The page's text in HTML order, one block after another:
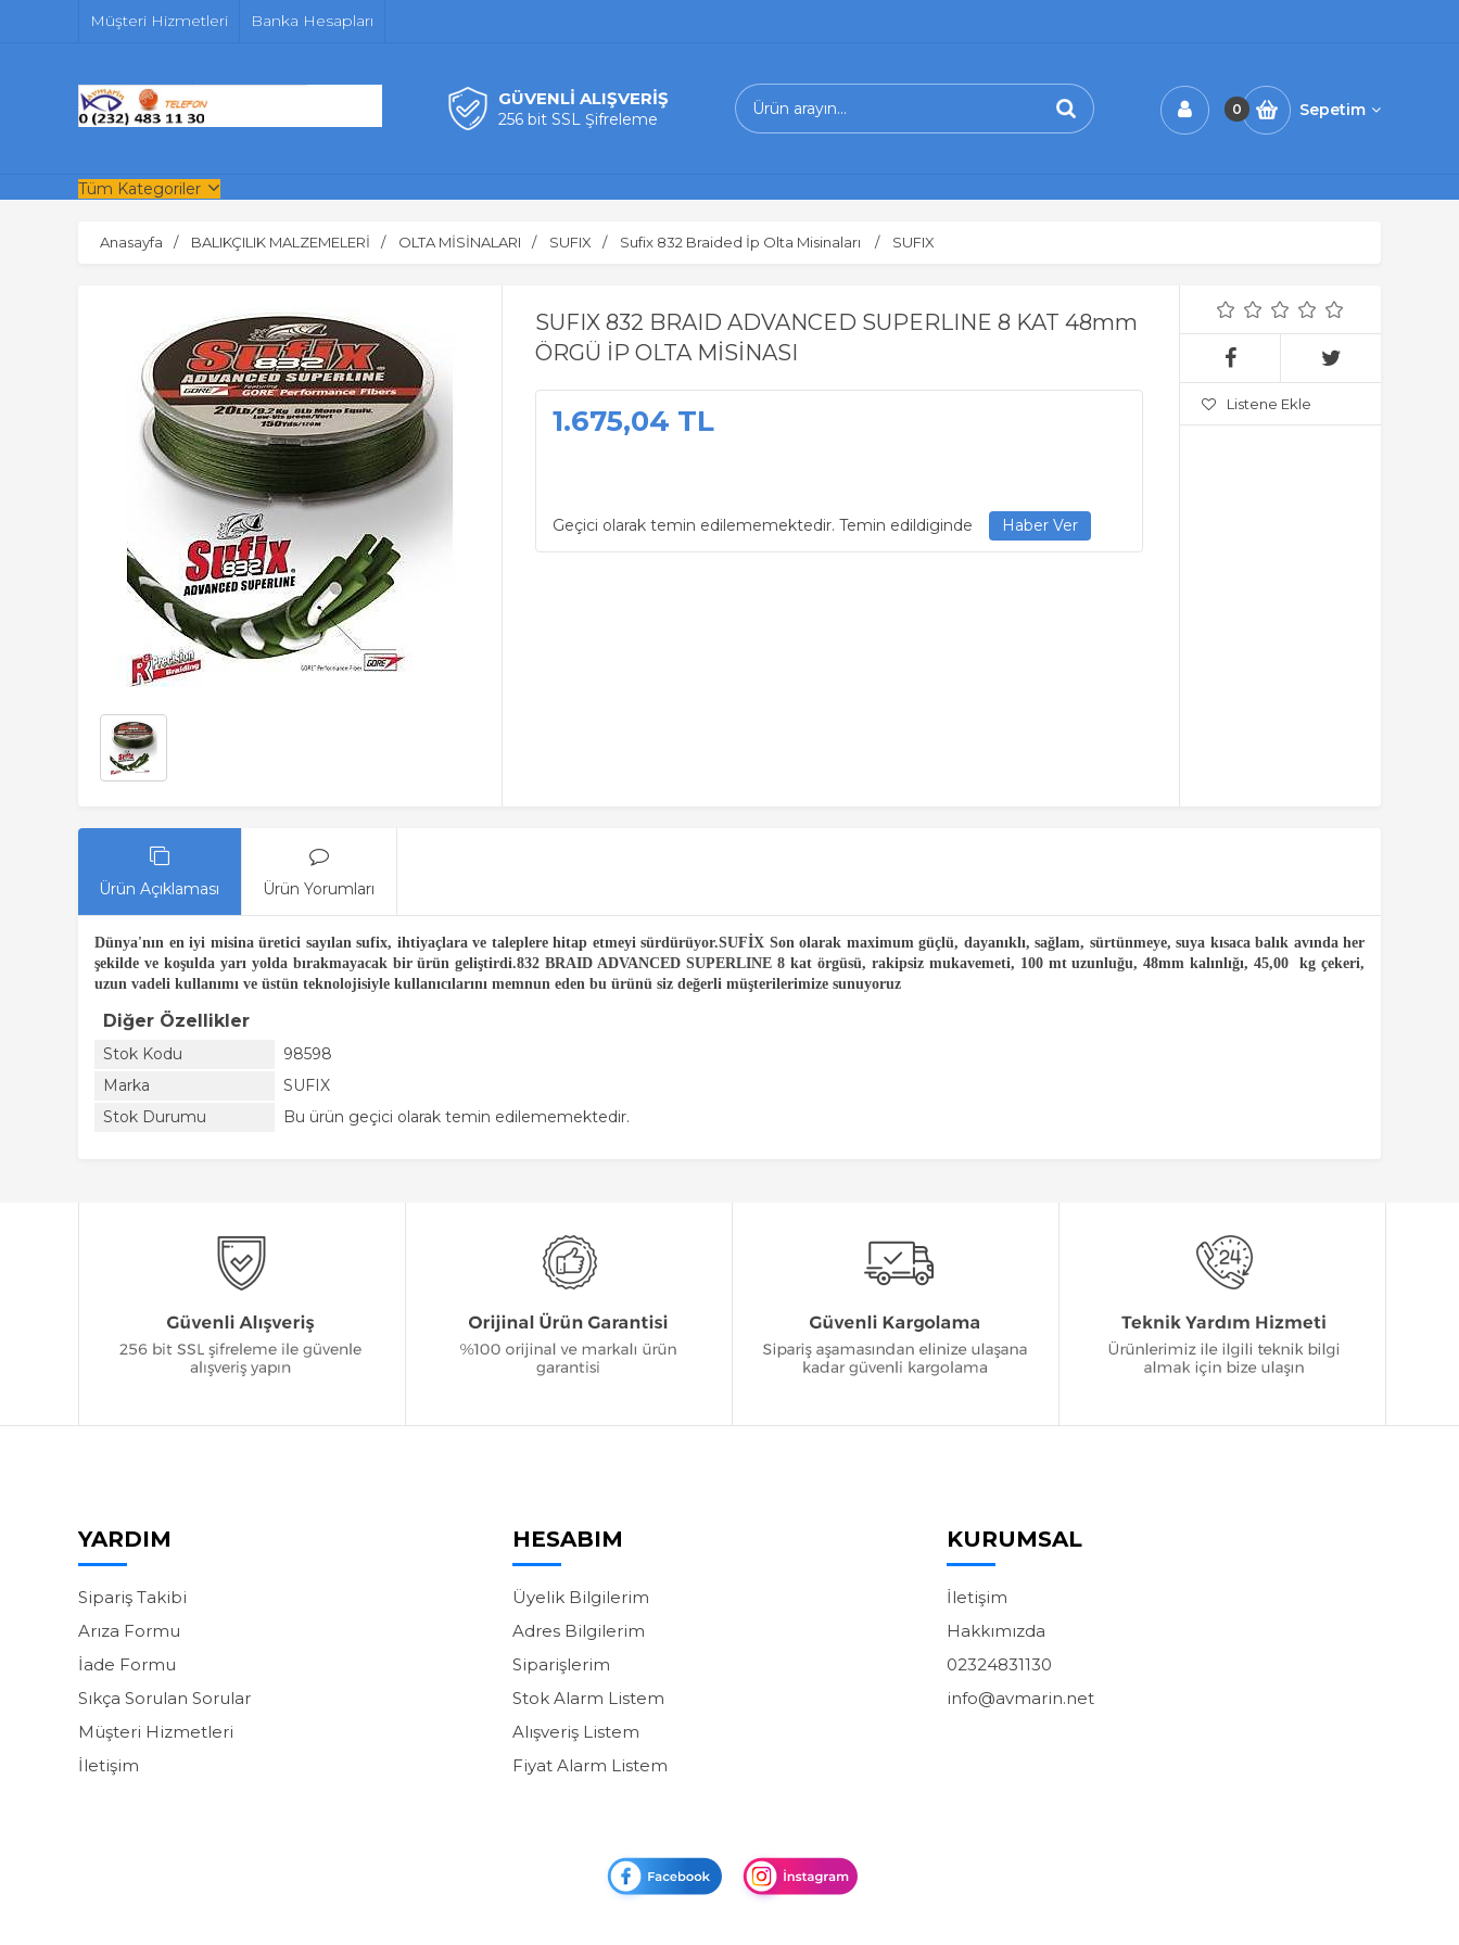
Müşteri Hizmetleri Banka Hesapları
GÜVENLİ ALIŞVERİŞ
256 bit SSL Şifreleme
0 Sepetim
Tüm Kategoriler
Anasayfa BALIKÇILIK MALZEMELERİ OLTA MİSİNALARI SUFIX Sufix 832 Braided İp Olta Misinaları SUFIX
SUFIX 832 BRAID ADVANCED SUPERLINE 8 KAT 48mm
ÖRGÜ İP OLTA MİSİNASI
1.675,04 TL
Geçici olarak temin edilememektedir. Temin edildiginde
Listene Ekle
Ürün Açıklaması Ürün Yorumları
Dünya'nın en iyi misina üretici sayılan sufix, ihtiyaçlara ve taleplere hitap etmeyi sürdürüyor.SUFİX Son olarak maximum güçlü, dayanıklı, sağlam, sürtünmeye, suya kısaca balık avında her
şekilde ve koşulda yarı yolda bırakmayacak bir ürün geliştirdi.832 BRAID ADVANCED SUPERLINE 8 kat örgüsü, rakipsiz mukavemeti, 100 mt uzunluğu, 48mm kalınlığı, 45,00 kg çekeri,
uzun vadeli kullanımı ve üstün teknolojisiyle kullanıcılarını memnun eden bu ürünü siz değerli müşterilerimize sunuyoruz
Diğer Özellikler
Stok Kodu
98598
Marka
SUFIX
Stok Durumu
Bu ürün geçici olarak temin edilememektedir.
YARDIM
Sipariş Takibi
Arıza Formu
İade Formu
Sıkça Sorulan Sorular
Müşteri Hizmetleri
İletişim
HESABIM
Üyelik Bilgilerim
Adres Bilgilerim
Siparişlerim
Stok Alarm Listem
Alışveriş Listem
Fiyat Alarm Listem
KURUMSAL
İletişim
Hakkımızda
02324831130
info@avmarin.net